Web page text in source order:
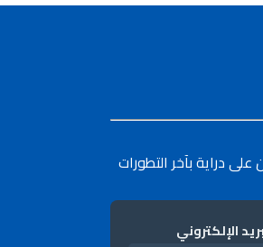
دراية بآخر التطورات
الإلكتروني